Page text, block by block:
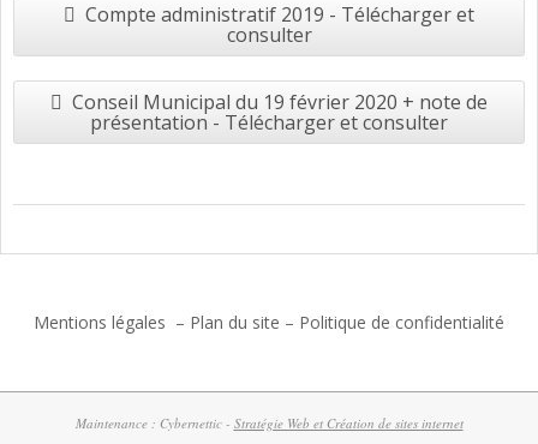
Compte administratif 2019 - Télécharger et
consulter
Conseil Municipal du 19 février 2020 + note de
présentation - Télécharger et consulter
Mentions légales – Plan du site – Politique de confidentialité
Maintenance : Cybernettic - Stratégie Web et Création de sites internet